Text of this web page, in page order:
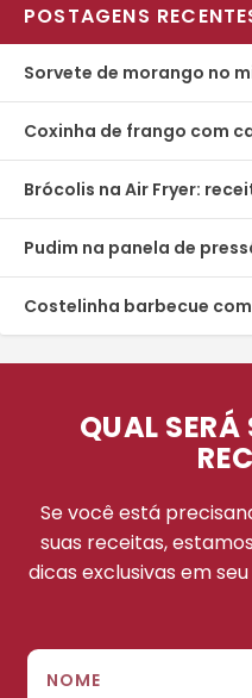
POSTAGENS
Sorvete de morango no
Coxinha de frango com
Brócolis na Air Fryer:
Pudim na panela de
Costelinha barbecue
QUAL
Se você está
suas receitas,
dicas exclusivas em